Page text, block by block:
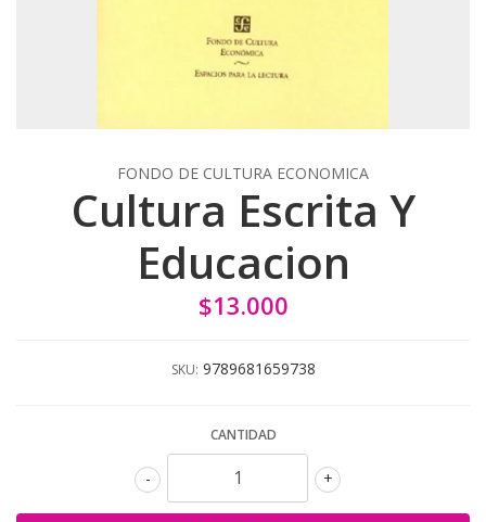
FONDO DE CULTURA ECONOMICA
Cultura Escrita Y
Educacion
$13.000
SKU: 9789681659738
CANTIDAD
+
-